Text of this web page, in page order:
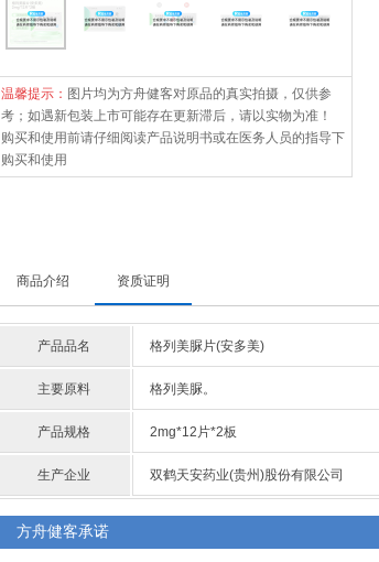
温馨提示： 图片均为方舟健客对原品的真实拍摄，仅供参
考；如遇新包装上市可能存在更新滞后，请以实物为准！
购买和使用前请仔细阅读产品说明书或在医务人员的指导下
购买和使用
商品介绍 资质证明
产品品名 格列美脲片(安多美)
主要原料 格列美脲。
产品规格 2mg*12片*2板
生产企业 双鹤天安药业(贵州)股份有限公司
方舟健客承诺